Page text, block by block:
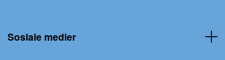
Sosiale medier